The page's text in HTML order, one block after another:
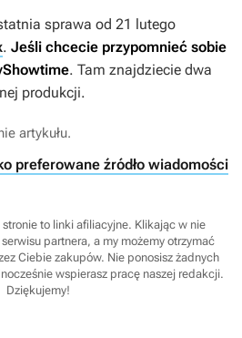
sprawa od 21 lutego
. Jeśli chcecie przypomnieć sobie
. Tam znajdziecie dwa
produkcji.
artykułu.
preferowane źródło wiadomości
to linki afiliacyjne. Klikając w nie
partnera, a my możemy otrzymać
Ciebie zakupów. Nie ponosisz żadnych
wspierasz pracę naszej redakcji.
Dziękujemy!